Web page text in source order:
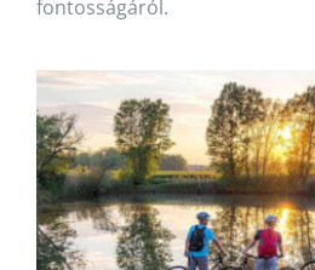
fontosságáról.